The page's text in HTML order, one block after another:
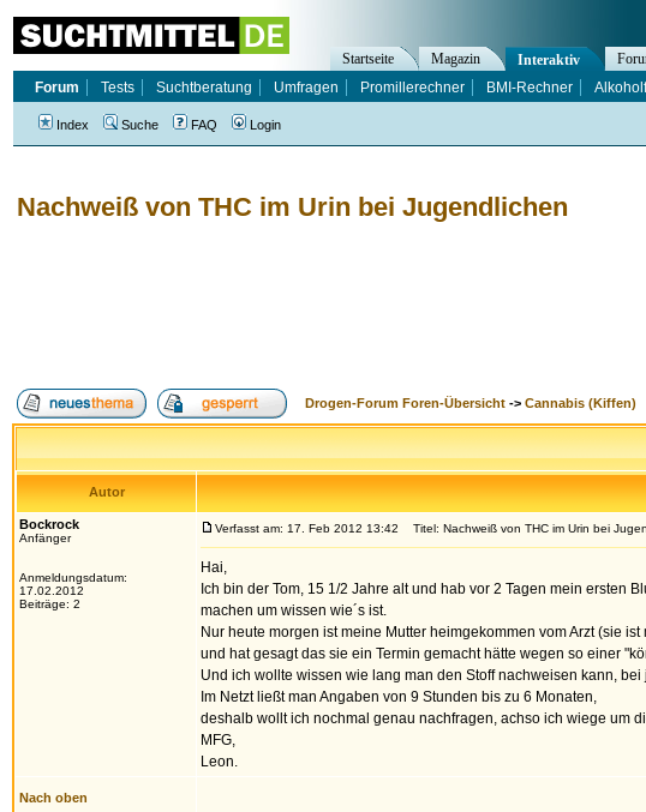
Nachweiß von THC im Urin bei Jugendlichen
Drogen-Forum Foren-Übersicht -> Cannabis (Kiffen)
Autor
Bockrock
Anfänger
Anmeldungsdatum:
17.02.2012
Beiträge: 2
Verfasst am: 17. Feb 2012 13:42 Titel: Nachweiß von THC im Urin bei
Hai,
Ich bin der Tom, 15 1/2 Jahre alt und hab vor 2 Tagen mein ersten
machen um wissen wie´s ist.
Nur heute morgen ist meine Mutter heimgekommen vom Arzt (sie ist
und hat gesagt das sie ein Termin gemacht hätte wegen so einer
Und ich wollte wissen wie lang man den Stoff nachweisen kann,
Im Netzt ließt man Angaben von 9 Stunden bis zu 6 Monaten,
deshalb wollt ich nochmal genau nachfragen, achso ich wiege um
MFG,
Leon.
Nach oben
Startseite Magazin Interaktiv
Forum
Tests Suchtberatung Umfragen Promillerechner BMI-Rechner
Index Suche FAQ Login